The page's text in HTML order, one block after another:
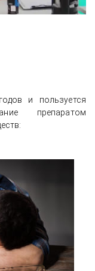
из
и пользуется
препаратом